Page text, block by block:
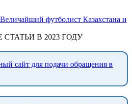
футболист Казахстана и
В 2023 ГОДУ
сайт для подачи обращения в